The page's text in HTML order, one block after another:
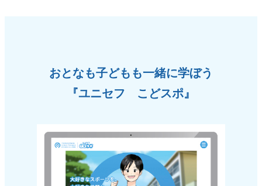
おとなも子どもも一緒に学ぼう
『ユニセフ こどスポ』